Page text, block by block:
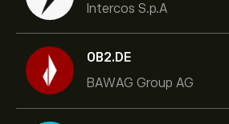
Intercos S.p.A
0B2.DE
BAWAG Group AG